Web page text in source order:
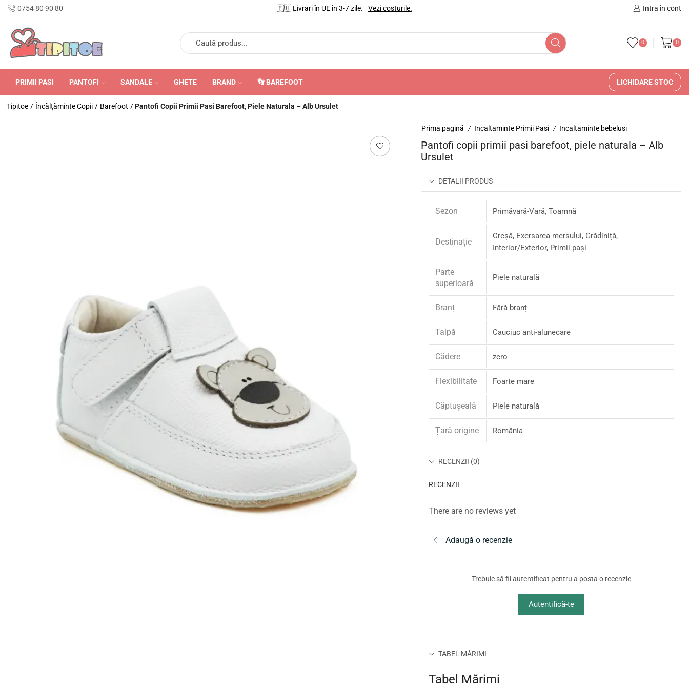
0754 80 90 80
în 24-48 de ore. 🇪🇺 Livrari în UE în 3-7 zile. Vezi costurile. 🚚 🇷🇴 Livrare înIntra în cont
0 0
PRIMII PASI PANTOFI SANDALE GHETE BRAND 👣 BAREFOOT LICHIDARE STOC
Tipitoe / Încălțăminte Copii / Barefoot /Pantofi Copii Primii Pasi Barefoot, Piele Naturala – Alb Ursulet
Prima pagină / Incaltaminte Primii Pasi / Incaltaminte bebelusi
Pantofi copii primii pasi barefoot, piele naturala – Alb
Ursulet
DETALII PRODUS
Sezon Primăvară-Vară, Toamnă
Destinație
Creșă, Exersarea mersului, Grădiniță,
Interior/Exterior, Primii pași
Parte
superioară
Piele naturală
Branț Fără branț
Talpă Cauciuc anti-alunecare
Cădere zero
Flexibilitate Foarte mare
Căptușeală Piele naturală
Țară origine România
RECENZII (0)
RECENZII
There are no reviews yet
Adaugă o recenzie
Trebuie să fii autentificat pentru a posta o recenzie
Autentifică-te
TABEL MĂRIMI
Tabel Mărimi